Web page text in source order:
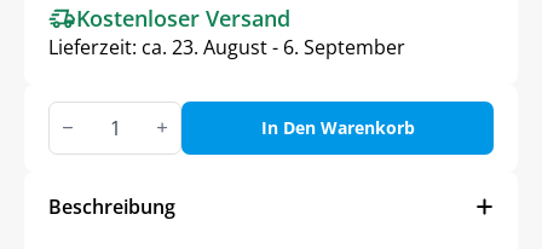
699,95€
524,79€.
Kostenloser Versand
Lieferzeit: ca. 23. August - 6. September
3-
Sitzer
Sofa
–
In Den Warenkorb
Beschreibung